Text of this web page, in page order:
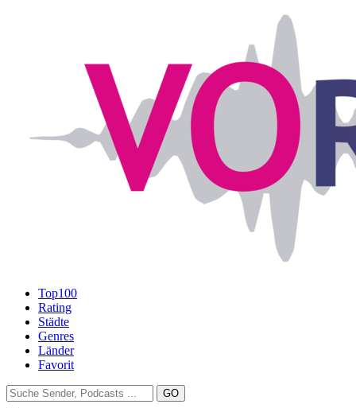
Top100
Rating
Städte
Genres
Länder
Favorit
GO